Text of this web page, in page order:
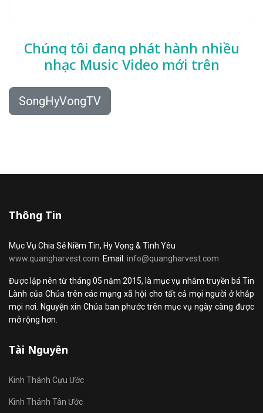
Chúng tôi đang phát hành nhiều
nhạc Music Video mới trên
SongHyVongTV
Thông Tin
Mục Vụ Chia Sẻ Niềm Tin, Hy Vọng & Tình Yêu
www.quangharvest.com Email: info@quangharvest.com
Được lập nên từ tháng 05 năm 2015, là mục vụ nhằm truyền bá Tin
Lành của Chúa trên các mạng xã hội cho tất cả mọi người ở khắp
mọi nơi. Nguyện xin Chúa ban phước trên mục vụ ngày càng được
mở rộng hơn.
Tài Nguyên
Kinh Thánh Cựu Ước
Kinh Thánh Tân Ước